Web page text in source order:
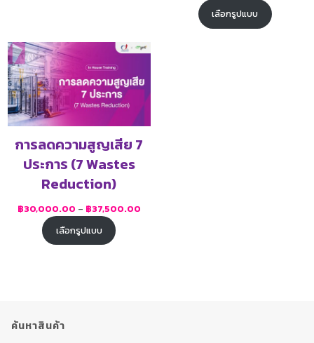
เลือกรูปแบบ
การลดความสูญเสีย 7
ประการ (7 Wastes
Reduction)
฿30,000.00 – ฿37,500.00
เลือกรูปแบบ
ค้นหาสินค้า